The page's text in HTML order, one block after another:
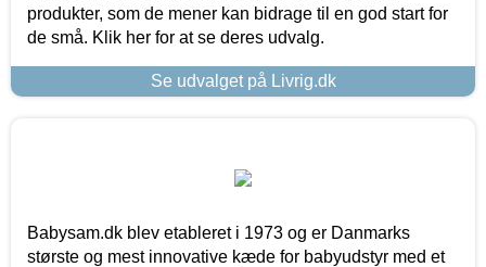
produkter, som de mener kan bidrage til en god start for
de små. Klik her for at se deres udvalg.
Se udvalget på Livrig.dk
Babysam.dk blev etableret i 1973 og er Danmarks
største og mest innovative kæde for babyudstyr med et